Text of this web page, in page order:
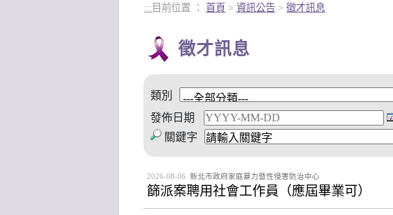
:::目前位置 ： 首頁 > 資訊公告 > 徵才訊息
徵才訊息
類別
發佈日期
關鍵字
2026-08-06 新北市政府家庭暴力暨性侵害防治中心
篩派案聘用社會工作員（應屆畢業可）